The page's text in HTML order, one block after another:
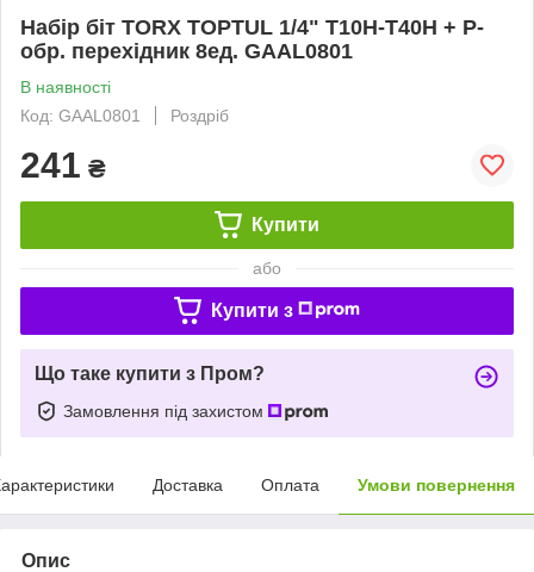
Набір біт TORX TOPTUL 1/4" T10H-T40H + Р-
обр. перехідник 8ед. GAAL0801
В наявності
Код: GAAL0801
Роздріб
241 ₴
Купити
або
Купити з
Що таке купити з Пром?
Замовлення під захистом
Доставка Оплата Умови повернення
Опис